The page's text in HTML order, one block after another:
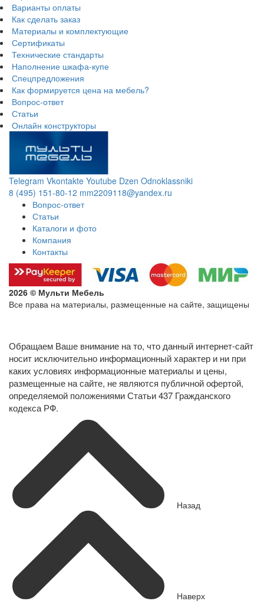
Варианты оплаты
Как сделать заказ
Материалы и комплектующие
Сертификаты
Технические стандарты
Наполнение шкафа-купе
Спецпредложения
Как формируется цена на мебель?
Вопрос-ответ
Статьи
Онлайн конструкторы
Telegram Vkontakte Youtube Dzen Odnoklassniki
8 (495) 151-80-12 mm2209118@yandex.ru
Вопрос-ответ
Статьи
Каталоги и фото
Компания
Контакты
2026 © Мульти Мебель
Все права на материалы, размещенные на сайте, защищены
Обращаем Ваше внимание на то, что данный интернет-сайт
носит исключительно информационный характер и ни при
каких условиях информационные материалы и цены,
размещенные на сайте, не являются публичной офертой,
определяемой положениями Статьи 437 Гражданского
кодекса РФ.
Назад
Наверх